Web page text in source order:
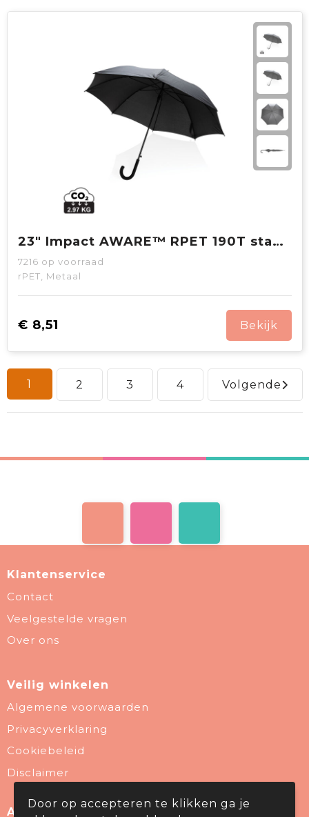
23" Impact AWARE™ RPET 190T standard auto open paraplu
7216 op voorraad
rPET, Metaal
€ 8,51 Bekijk
1 2 3 4 Volgende
Klantenservice
Contact
Veelgestelde vragen
Over ons
Veilig winkelen
Algemene voorwaarden
Privacyverklaring
Cookiebeleid
Disclaimer
Aanbevolen categorieën
Door op accepteren te klikken ga je